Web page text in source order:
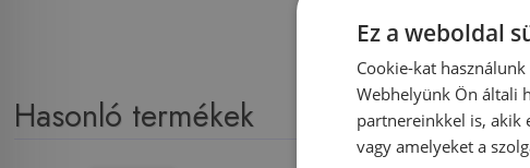
Hasonló termékek
Ez a weboldal
Cookie-kat
Webhelyünk Ön általi
partnereinkkel is, akik
vagy amelyeket a